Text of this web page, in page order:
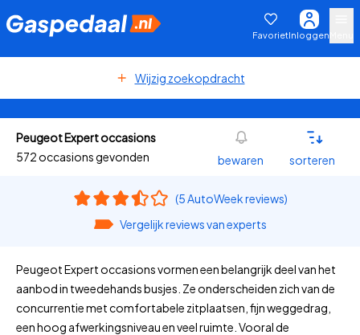
FavorietInloggen
Wijzig zoekopdracht
Peugeot Expert occasions
572 occasions gevonden
bewaren sorteren
(5 AutoWeek reviews)
Vergelijk reviews van experts
Peugeot Expert occasions vormen een belangrijk deel van het
aanbod in tweedehands busjes. Ze onderscheiden zich van de
concurrentie met comfortabele zitplaatsen, fijn weggedrag,
een hoog afwerkingsniveau en veel ruimte. Vooral de